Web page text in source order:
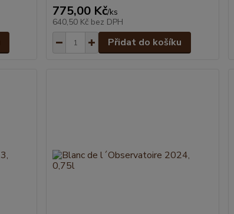
775,00 Kč/ks
640,50 Kč bez DPH
Přidat do košíku